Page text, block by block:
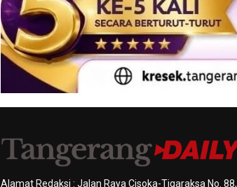
Alamat Redaksi : Jalan Raya Cisoka-Tigaraksa No. 88,